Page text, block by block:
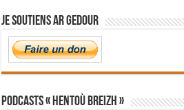
Je soutiens Ar Gedour
PODCASTS « Hentoù Breizh »